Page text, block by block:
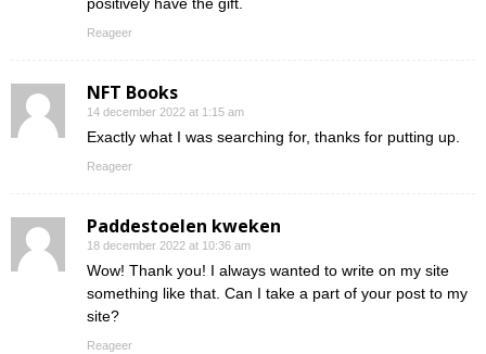
Reageer
NFT Books
14 december 2022 at 1:15 am
Exactly what I was searching for, thanks for putting up.
Reageer
Paddestoelen kweken
18 december 2022 at 10:36 am
Wow! Thank you! I always wanted to write on my site
something like that. Can I take a part of your post to my
site?
Reageer